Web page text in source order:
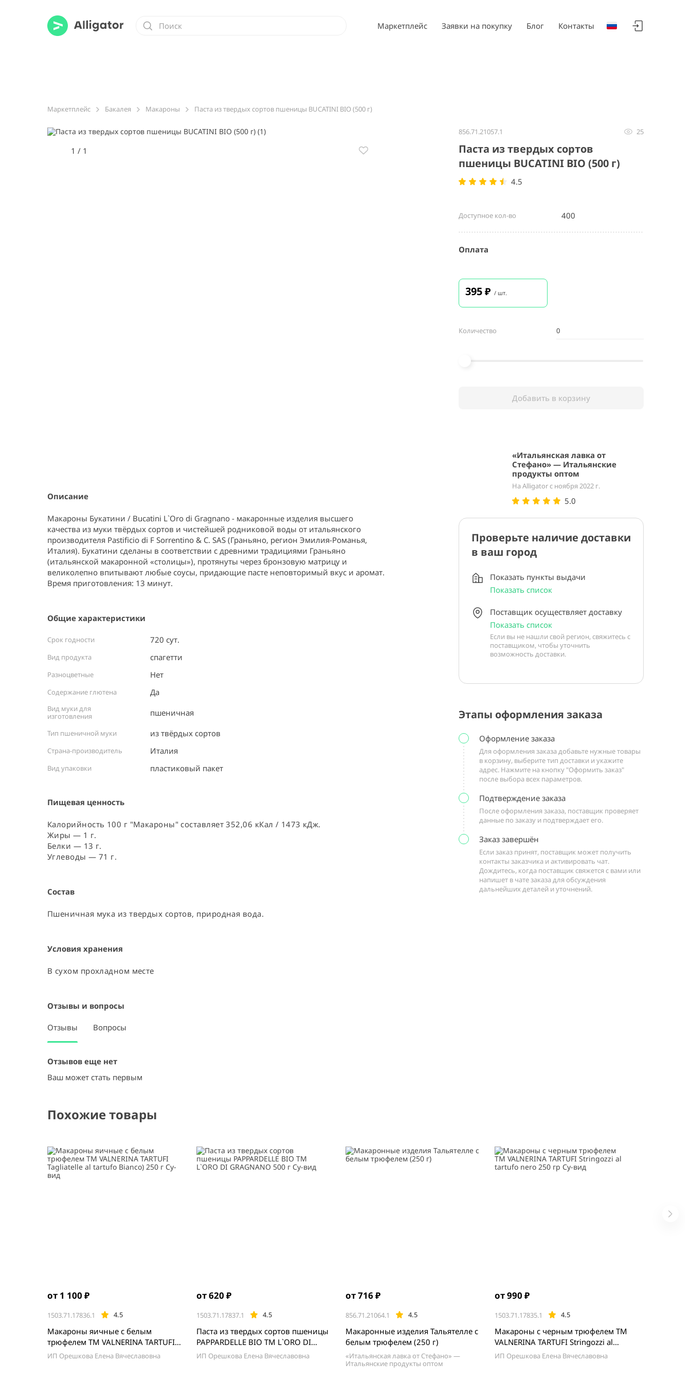
Маркетплейс Заявки на покупку Блог Контакты
Маркетплейс Бакалея Макароны Паста из твердых сортов пшеницы BUCATINI BIO (500 г)
1 / 1
1
Описание
Макароны Букатини / Bucatini L`Oro di Gragnano - макаронные изделия высшего
качества из муки твёрдых сортов и чистейшей родниковой воды от итальянского
производителя Pastificio di F Sorrentino & C. SAS (Граньяно, регион Эмилия-Романья,
Италия). Букатини сделаны в соответствии с древними традициями Граньяно
(итальянской макаронной «столицы»), протянуты через бронзовую матрицу и
великолепно впитывают любые соусы, придающие пасте неповторимый вкус и аромат.
Время приготовления: 13 минут.
Общие характеристики
Срок годности 720 сут.
Вид продукта спагетти
Разноцветные Нет
Содержание глютена Да
Вид муки для
изготовления
пшеничная
Тип пшеничной муки из твёрдых сортов
Страна-производитель Италия ⠀
Вид упаковки пластиковый пакет ⠀
Пищевая ценность
Калорийность 100 г "Макароны" составляет 352,06 кКал / 1473 кДж.
Жиры — 1 г.
Белки — 13 г.
Углеводы — 71 г.
Состав
Пшеничная мука из твердых сортов, природная вода.
Условия хранения
В сухом прохладном месте
Отзывы и вопросы
Отзывы Вопросы
Отзывов еще нет
Ваш может стать первым
856.71.21057.1 25
Паста из твердых сортов
пшеницы BUCATINI BIO (500 г)
4.5
Доступное кол-во 400
Оплата
395₽ / шт.
Количество
Добавить в корзину
«Итальянская лавка от
Стефано» — Итальянские
продукты оптом
На Alligator с ноября 2022 г.
5.0
Проверьте наличие доставки
в ваш город
Показать пункты выдачи
Показать список
Поставщик осуществляет доставку
Показать список
Если вы не нашли свой регион, свяжитесь с
поставщиком, чтобы уточнить
возможность доставки.
Этапы оформления заказа
Оформление заказа
Для оформления заказа добавьте нужные товары
в корзину, выберите тип доставки и укажите
адрес. Нажмите на кнопку "Оформить заказ"
после выбора всех параметров.
Подтверждение заказа
После оформления заказа, поставщик проверяет
данные по заказу и подтверждает его.
Заказ завершён
Если заказ принят, поставщик может получить
контакты заказчика и активировать чат.
Дождитесь, когда поставщик свяжется с вами или
напишет в чате заказа для обсуждения
дальнейших деталей и уточнений.
Похожие товары
от 1 100 ₽
1503.71.17836.1 4.5
Макароны яичные с белым
трюфелем ТМ VALNERINA TARTUFI
Tagliatelle al tartufo Bianco) 250 г Су-
ИП Орешкова Елена Вячеславовна
от 620 ₽
1503.71.17837.1 4.5
Паста из твердых сортов пшеницы
PAPPARDELLE BIO ТМ L`ORO DI
GRAGNANO 500 г Су-вид
ИП Орешкова Елена Вячеславовна
от 716 ₽
856.71.21064.1 4.5
Макаронные изделия Тальятелле с
белым трюфелем (250 г)
«Итальянская лавка от Стефано» —
Итальянские продукты оптом
от 990 ₽
1503.71.17835.1 4.5
Макароны с черным трюфелем ТМ
VALNERINA TARTUFI Stringozzi al
tartufo nero 250 гр Су-вид
ИП Орешкова Елена Вячеславовна